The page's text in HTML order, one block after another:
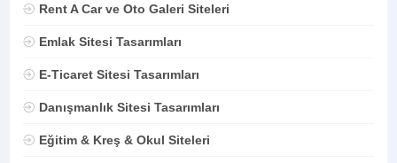
Rent A Car ve Oto Galeri Siteleri
Emlak Sitesi Tasarımları
E-Ticaret Sitesi Tasarımları
Danışmanlık Sitesi Tasarımları
Eğitim & Kreş & Okul Siteleri